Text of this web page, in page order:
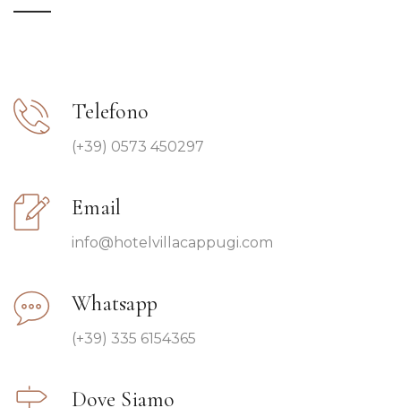
Telefono
(+39) 0573 450297
Email
info@hotelvillacappugi.com
Whatsapp
(+39) 335 6154365
Dove Siamo